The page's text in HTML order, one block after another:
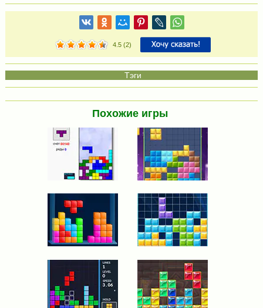
4.5(2)
Похожие игры